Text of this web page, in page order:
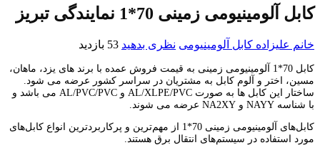
کابل آلومینیومی زمینی 70*1 نمایندگی تبریز
خانم علیزاده کابل آلومینیومی نظری بدهید 53 بازدید
کابل 70*1 آلومینیومی زمینی به قیمت فروش عمده با برند های یزد، ماهان،
مسین، اختر و آلوم کابل به مشتریان در سراسر کشور عرضه می شود.
ساختار این کابل ها به صورت AL/XLPE/PVC و AL/PVC/PVC می باشد و
با شناسه NAYY و NA2XY عرضه می شوند.
کابل‌های آلومینیومی زمینی 70*1 از مهم‌ترین و پرکاربردترین انواع کابل‌های
مورد استفاده در سیستم‌های انتقال برق هستند.